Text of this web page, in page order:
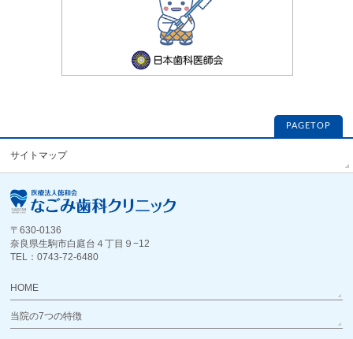
PAGETOP
サイトマップ
〒630-0136
奈良県生駒市白庭台４丁目９−12
TEL：0743-72-6480
HOME
当院の7つの特徴